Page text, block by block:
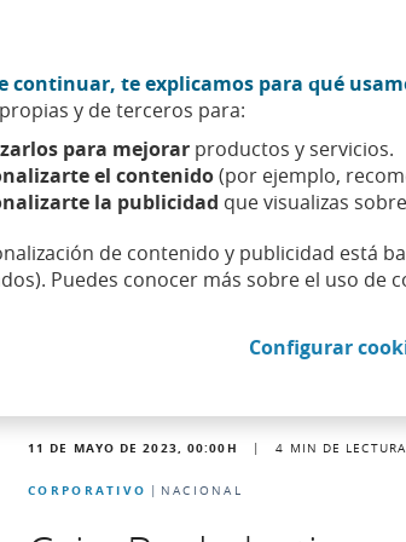
continuar, te explicamos para qué
y de terceros para:
para mejorar productos y servicios.
el contenido(por ejemplo,
la publicidad que visualizas
de contenido y publicidad está
Puedes conocer más sobre el uso de
Configurar
Sobre nosotros
Noticias Detalle noticia
11 DE MAYO DE 2023, 00:00 H |4 MIN DE LECTURA
CORPORATIVO NACIONAL